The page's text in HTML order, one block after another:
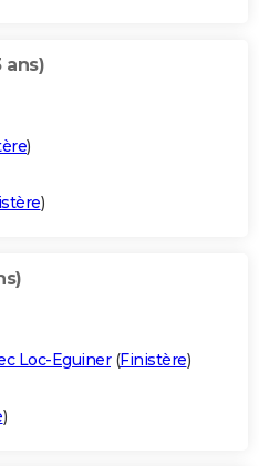
ans)
)
)
Loc-Eguiner(Finistère)
)